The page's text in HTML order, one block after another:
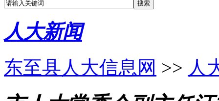
人大新闻
东至县人大信息网 >> 人